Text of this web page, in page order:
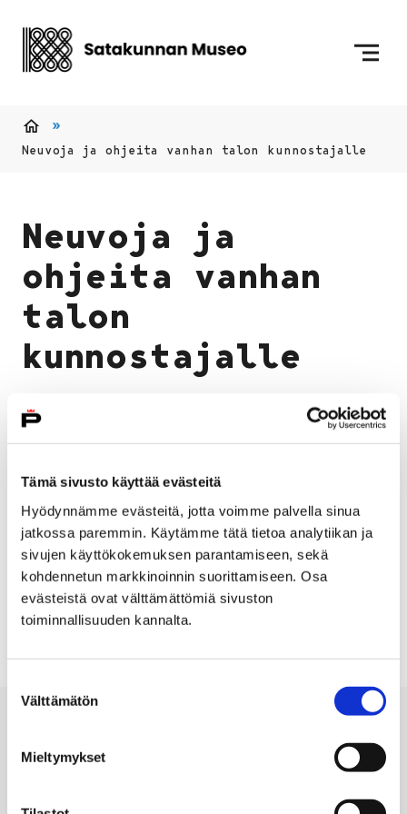
Tämä sivusto käyttää evästeitä
Hyödynnämme evästeitä, jotta voimme palvella sinua
jatkossa paremmin. Käytämme tätä tietoa analytiikan ja
sivujen käyttökokemuksen parantamiseen, sekä
kohdennetun markkinoinnin suorittamiseen. Osa
evästeistä ovat välttämättömiä sivuston
toiminnallisuuden kannalta.
valinta
Välttämätön
Mieltymykset
Etusivu
Neuvoja ja ohjeita vanhan talon kunnostajalle
Neuvoja ja
ohjeita vanhan
talon
kunnostajalle
Satakunnan Museon korjausrakentamiskeskus,
Rakennuskulttuuritalo Toivo neuvoo vanhojen
rakennusten kunnostuksessa. Toivolla on myös
kunnostajalle.
Tutustu korjausneuvontaohjeisiin